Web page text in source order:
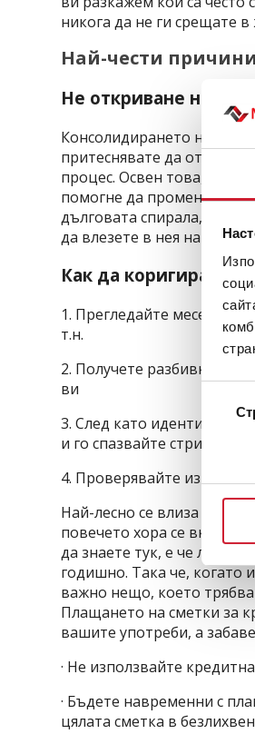
никога да не ги срещате
Най-чести
Не откриване на
Консолидирането на дълг
притеснявате да
процес. Освен това,
помогне да промените
дълговата спирала, най-
да влезете в нея на първо
Как да коригирате
1. Прегледайте
т.н.
2. Получете разбивка на
ви
3. След като
и го спазвайте стриктно.
4. Проверявайте
Най-лесно се влиза в
повечето хора се
да знаете тук, е че
годишно. Така че, когато
важно нещо, което
Плащането на сметки за
вашите употреби, а
· Не използвайте
· Бъдете навременни с
цялата сметка в